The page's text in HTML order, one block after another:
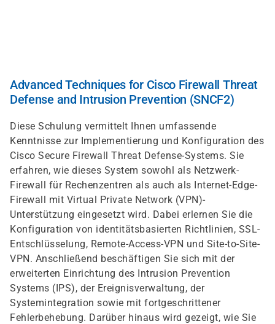
Advanced Techniques for Cisco Firewall Threat
Defense and Intrusion Prevention (SNCF2)
Diese Schulung vermittelt Ihnen umfassende
Kenntnisse zur Implementierung und Konfiguration des
Cisco Secure Firewall Threat Defense-Systems. Sie
erfahren, wie dieses System sowohl als Netzwerk-
Firewall für Rechenzentren als auch als Internet-Edge-
Firewall mit Virtual Private Network (VPN)-
Unterstützung eingesetzt wird. Dabei erlernen Sie die
Konfiguration von identitätsbasierten Richtlinien, SSL-
Entschlüsselung, Remote-Access-VPN und Site-to-Site-
VPN. Anschließend beschäftigen Sie sich mit der
erweiterten Einrichtung des Intrusion Prevention
Systems (IPS), der Ereignisverwaltung, der
Systemintegration sowie mit fortgeschrittener
Fehlerbehebung. Darüber hinaus wird gezeigt, wie Sie